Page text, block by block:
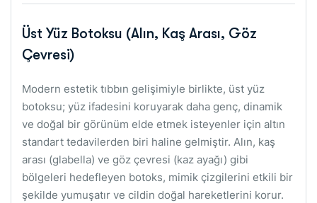
Üst Yüz Botoksu (Alın, Kaş Arası, Göz
Çevresi)
Modern estetik tıbbın gelişimiyle birlikte, üst yüz
botoksu; yüz ifadesini koruyarak daha genç, dinamik
ve doğal bir görünüm elde etmek isteyenler için altın
standart tedavilerden biri haline gelmiştir. Alın, kaş
arası (glabella) ve göz çevresi (kaz ayağı) gibi
bölgeleri hedefleyen botoks, mimik çizgilerini etkili bir
şekilde yumuşatır ve cildin doğal hareketlerini korur.